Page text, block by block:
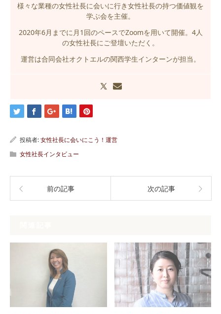
様々な業種の女性社長に会いに行き女性社長の持つ価値観を
学ぶ会を主催。
2020年6月までに月1回のペースでZoomを用いて開催。4人
の女性社長にご登壇いただく。
運営は合同会社オクトエルの関西学生インターンが担当。
投稿者:女性社長に会いにこう！運営
女性社長インタビュー
前の記事 次の記事